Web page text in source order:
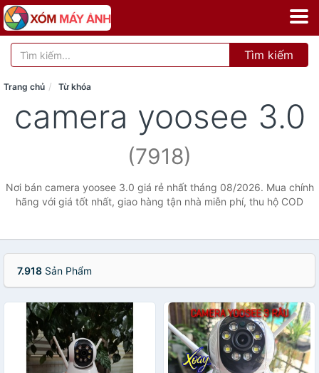
Tìm kiếm
Trang chủ Từ khóa
camera yoosee 3.0
(7918)
Nơi bán camera yoosee 3.0 giá rẻ nhất tháng 08/2026. Mua chính
hãng với giá tốt nhất, giao hàng tận nhà miễn phí, thu hộ COD
7.918 Sản Phẩm